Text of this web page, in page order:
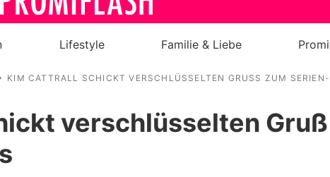
Royals
Lifestyle Familie & Liebe
KIM CATTRALL SCHICKT VERSCHLÜSSELTEN GRUSS ZUM SERIEN-
verschlüsselten Gruß